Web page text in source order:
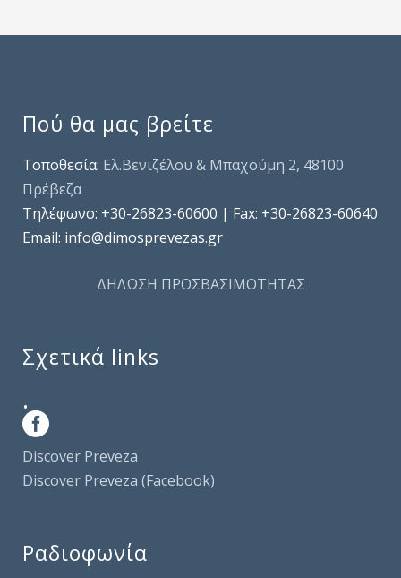
Πού θα μας βρείτε
Τοποθεσία: Ελ.Βενιζέλου & Μπαχούμη 2, 48100
Πρέβεζα
Τηλέφωνo: +30-26823-60600 | Fax: +30-26823-60640
Email: info@dimosprevezas.gr
ΔΗΛΩΣΗ ΠΡΟΣΒΑΣΙΜΟΤΗΤΑΣ
Σχετικά links
.
Discover Preveza
Discover Preveza (Facebook)
Ραδιοφωνία